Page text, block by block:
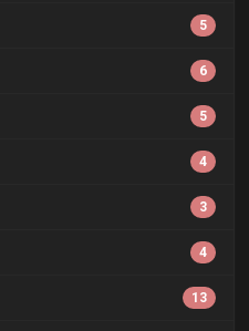
5
6
5
4
3
4
13